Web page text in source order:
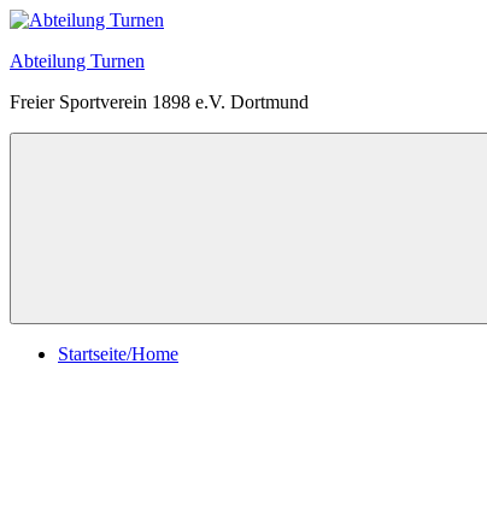
Zum
springen
Abteilung Turnen
Freier Sportverein 1898 e.V. Dortmund
Menü
Startseite/Home